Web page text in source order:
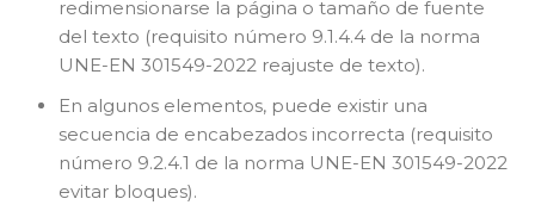
redimensionarse la página o tamaño de fuente
del texto (requisito número 9.1.4.4 de la norma
UNE-EN 301549-2022 reajuste de texto).
En algunos elementos, puede existir una
secuencia de encabezados incorrecta (requisito
número 9.2.4.1 de la norma UNE-EN 301549-2022
evitar bloques).